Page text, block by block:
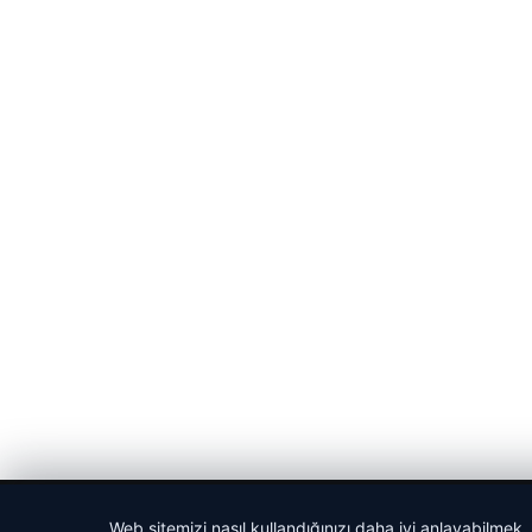
Web sitemizi nasıl kullandığınızı daha iyi